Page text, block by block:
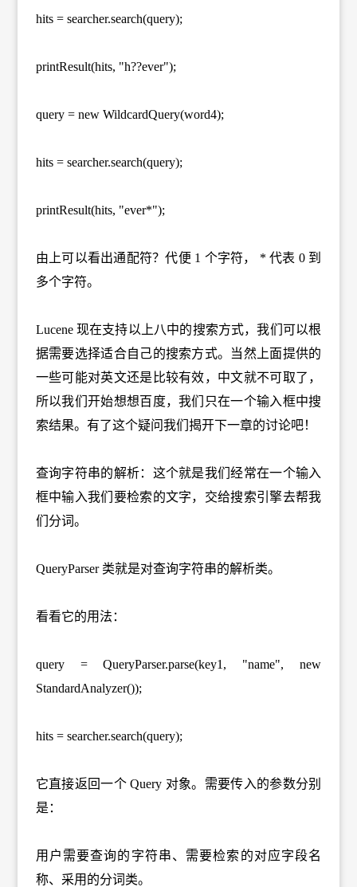
hits = searcher.search(query);
printResult(hits, "h??ever");
query = new WildcardQuery(word4);
hits = searcher.search(query);
printResult(hits, "ever*");
由上可以看出通配符？代便 1 个字符， * 代表 0 到
多个字符。
Lucene 现在支持以上八中的搜索方式，我们可以根
据需要选择适合自己的搜索方式。当然上面提供的
一些可能对英文还是比较有效，中文就不可取了，
所以我们开始想想百度，我们只在一个输入框中搜
索结果。有了这个疑问我们揭开下一章的讨论吧！
查询字符串的解析：这个就是我们经常在一个输入
框中输入我们要检索的文字，交给搜索引擎去帮我
们分词。
QueryParser 类就是对查询字符串的解析类。
看看它的用法：
query = QueryParser.parse(key1, "name", new
StandardAnalyzer());
hits = searcher.search(query);
它直接返回一个 Query 对象。需要传入的参数分别
是：
用户需要查询的字符串、需要检索的对应字段名
称、采用的分词类。